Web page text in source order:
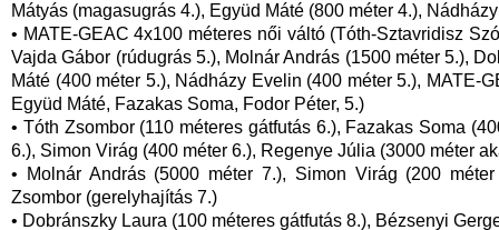
Mátyás (magasugrás 4.), Együd Máté (800 méter 4.),
• MATE-GEAC 4x100 méteres női váltó (Tóth-Sztavridisz
Vajda Gábor (rúdugrás 5.), Molnár András (1500 méter 5.),
Máté (400 méter 5.), Nádházy Evelin (400 méter 5.), MATE-
Együd Máté, Fazakas Soma, Fodor Péter, 5.)
• Tóth Zsombor (110 méteres gátfutás 6.), Fazakas Soma
6.), Simon Virág (400 méter 6.), Regenye Júlia (3000 méter
• Molnár András (5000 méter 7.), Simon Virág (200
Zsombor (gerelyhajítás 7.)
• Dobránszky Laura (100 méteres gátfutás 8.), Bézsenyi